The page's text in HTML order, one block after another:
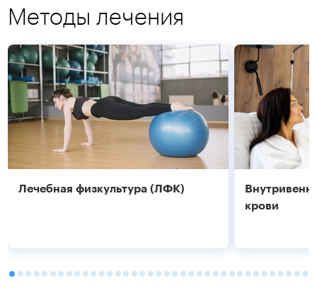
Подробнее Подробнее
Методы лечения
Лечебная физкультура (ЛФК)
крови